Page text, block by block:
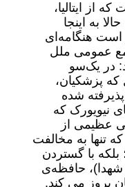
از ایتالیا،
به اینجا
است هنگامه‌ای
عمومی ملل
در یک‌سو
پزشکیان،
شده
نیویورک که
عظیمی از
تنها به مخالفت
بلکه با گستردن
حافظه‌ی
بروز می کند.